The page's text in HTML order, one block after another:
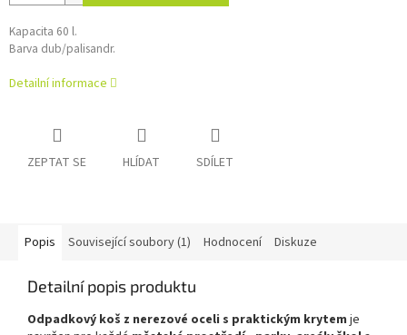
Kapacita 60 l.
Barva dub/palisandr.
Detailní informace
ZEPTAT SE HLÍDAT SDÍLET
Popis Související soubory (1) Hodnocení Diskuze
Detailní popis produktu
Odpadkový koš z nerezové oceli s praktickým krytem je